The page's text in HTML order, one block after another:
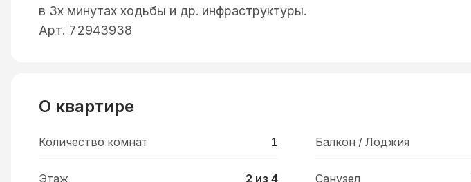
в 3х минутах ходьбы и др. инфраструктуры.
Арт. 72943938
О квартире
Количество комнат 1
Этаж 2 из 4
Балкон / Лоджия
Санузел